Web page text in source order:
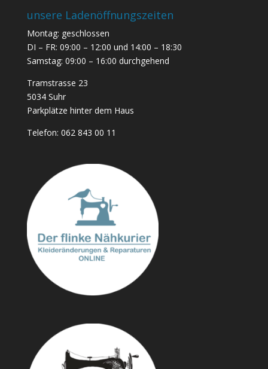
unsere Ladenöffnungszeiten
Montag: geschlossen
DI – FR: 09:00 – 12:00 und 14:00 – 18:30
Samstag: 09:00 – 16:00 durchgehend
Tramstrasse 23
5034 Suhr
Parkplätze hinter dem Haus
Telefon: 062 843 00 11